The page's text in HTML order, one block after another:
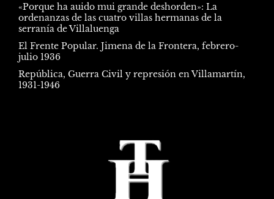
«Porque ha auido mui grande deshorden»: La
ordenanzas de las cuatro villas hermanas de la
serranía de Villaluenga
El Frente Popular. Jimena de la Frontera, febrero-
julio 1936
República, Guerra Civil y represión en Villamartín,
1931-1946